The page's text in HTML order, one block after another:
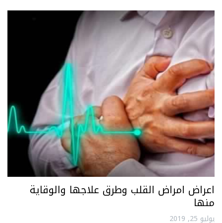
اعراض امراض القلب وطرق علاجها والوقاية
منها
يوليو 25, 2019